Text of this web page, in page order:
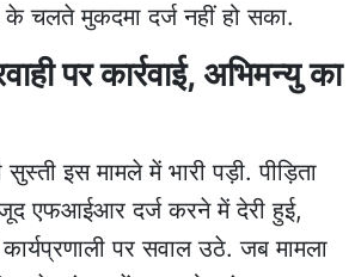
के चलते मुकदमा दर्ज नहीं हो सका.
पर कार्रवाई, अभिमन्यु का
इस मामले में भारी पड़ी. पीड़िता
एफआईआर दर्ज करने में देरी हुई,
पर सवाल उठे. जब मामला